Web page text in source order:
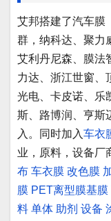
艾邦搭建了汽车膜
群，纳科达、聚力
艾利丹尼森、膜法
力达、浙江世窗、
光电、卡皮诺、乐
斯、路博润、亨斯
入。同时加入车衣
业，原料，设备厂
布 车衣膜 改色膜
膜 PET离型膜基膜
料 单体 助剂 设备